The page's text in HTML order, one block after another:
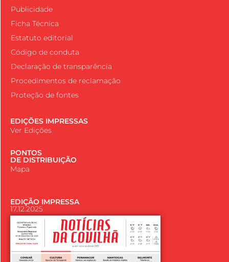
Publicidade
Ficha Técnica
Estatuto editorial
Código de conduta
Declaração de transparência
Procedimentos de reclamação
Proteção de fontes
EDIÇÕES IMPRESSAS
Ver Edições
PONTOS
DE DISTRIBUIÇÃO
Mapa
EDIÇÃO IMPRESSA
17.12.2025